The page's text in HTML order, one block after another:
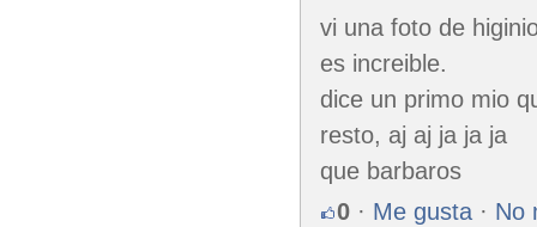
vi una foto de
es increible.
dice un primo mio
resto, aj aj ja ja ja
que barbaros
0 · Me gusta · No